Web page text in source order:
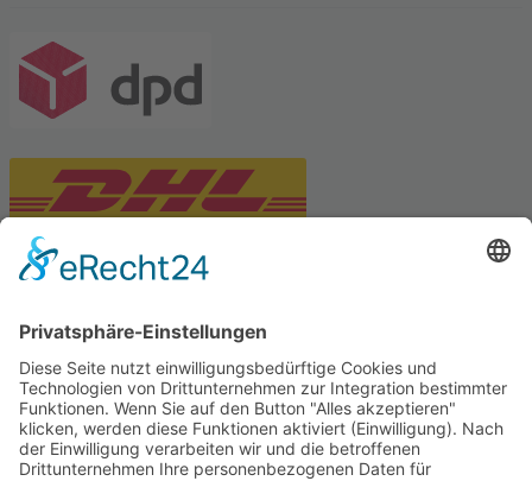
Tekal – Textile Lebensqualität
Exklusive moderne & Orientteppiche
Feuerwerk XXL
Pyrotechnik online bestellen